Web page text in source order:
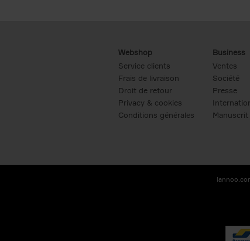
Webshop
Service clients
Frais de livraison
Droit de retour
Privacy & cookies
Conditions générales
Business
Ventes
Société
Presse
Manuscrit